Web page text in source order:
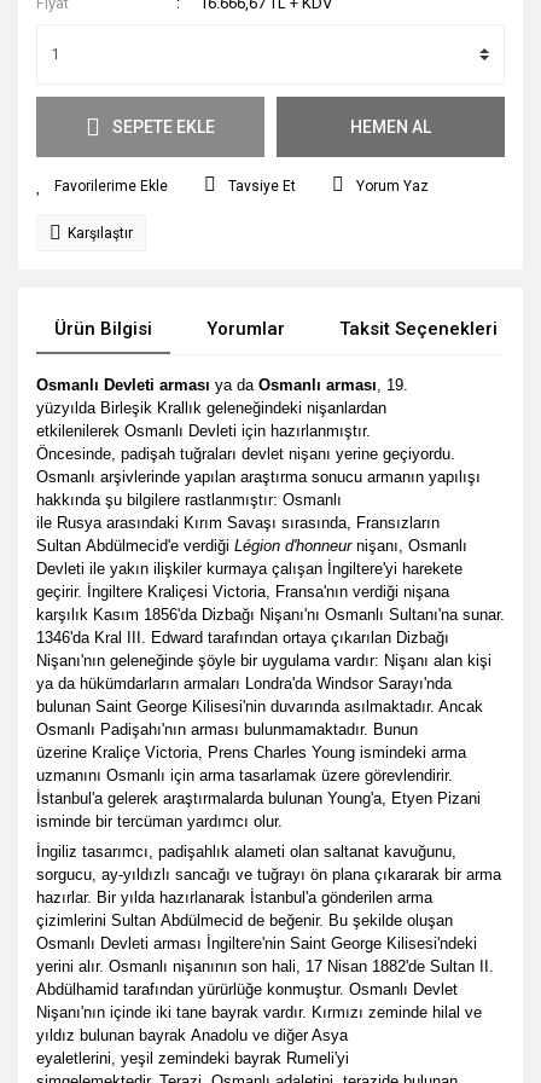
SEPETE EKLE HEMEN AL
Tavsiye Et Yorum Yaz
Karşılaştır
Ürün Bilgisi Yorumlar Taksit Seçenekleri
Osmanlı Devleti arması ya da Osmanlı arması, 19.
yüzyılda Birleşik Krallık geleneğindeki nişanlardan
etkilenilerek Osmanlı Devleti için hazırlanmıştır.
Öncesinde, padişah tuğraları devlet nişanı yerine geçiyordu.
Osmanlı arşivlerinde yapılan araştırma sonucu armanın yapılışı
hakkında şu bilgilere rastlanmıştır: Osmanlı
ile Rusyaarasındaki Kırım Savaşı sırasında, Fransızların
Sultan Abdülmecid'e verdiği Légion d'honneurnişanı, Osmanlı
Devleti ile yakın ilişkiler kurmaya çalışan İngiltere'yi harekete
geçirir. İngiltere Kraliçesi Victoria, Fransa'nın verdiği nişana
karşılık Kasım 1856'da Dizbağı Nişanı'nı Osmanlı Sultanı'na sunar.
1346'da Kral
III. Edward tarafından ortaya çıkarılan Dizbağı
Nişanı'nın geleneğinde şöyle bir uygulama vardır: Nişanı alan kişi
ya da hükümdarların armaları Londra'da Windsor Sarayı'nda
bulunan Saint George Kilisesi'nin duvarında asılmaktadır. Ancak
Osmanlı Padişahı'nın arması bulunmamaktadır. Bunun
üzerine Kraliçe Victoria, Prens Charles Young ismindeki arma
uzmanını Osmanlı için arma tasarlamak üzere görevlendirir.
İstanbul'a gelerek araştırmalarda bulunan Young'a, Etyen Pizani
isminde bir tercüman yardımcı olur.
İngiliz tasarımcı, padişahlık alameti olan saltanat kavuğunu,
sorgucu, ay-yıldızlı sancağı ve tuğrayı ön plana çıkararak bir arma
hazırlar. Bir yılda hazırlanarak İstanbul'a gönderilen arma
çizimlerini Sultan Abdülmecid de beğenir. Bu şekilde oluşan
Osmanlı Devleti arması İngiltere'nin Saint George Kilisesi'ndeki
yerini alır. Osmanlı nişanının son hali, 17 Nisan 1882'de Sultan
II.
Abdülhamid tarafından yürürlüğe konmuştur. Osmanlı Devlet
Nişanı'nın içinde iki tane bayrak vardır. Kırmızı zeminde hilal ve
yıldız bulunan bayrak Anadolu ve diğer Asya
eyaletlerini, yeşil zemindeki bayrak Rumeli'yi